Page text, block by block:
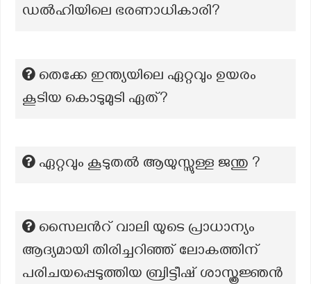
ഡൽഹിയിലെ ഭരണാധികാരി?
തെക്കേ ഇന്ത്യയിലെ ഏറ്റവും ഉയരം
കൂടിയ കൊടുമുടി ഏത്?
ഏറ്റവും കൂടുതൽ ആയുസ്സുള്ള ജന്തു ?
സൈലൻറ് വാലി യുടെ പ്രാധാന്യം
ആദ്യമായി തിരിച്ചറിഞ്ഞ് ലോകത്തിന്
പരിചയപ്പെടുത്തിയ ബ്രിട്ടീഷ് ശാസ്ത്രജ്ഞൻ